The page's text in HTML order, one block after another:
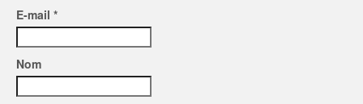
E-mail *
Nom